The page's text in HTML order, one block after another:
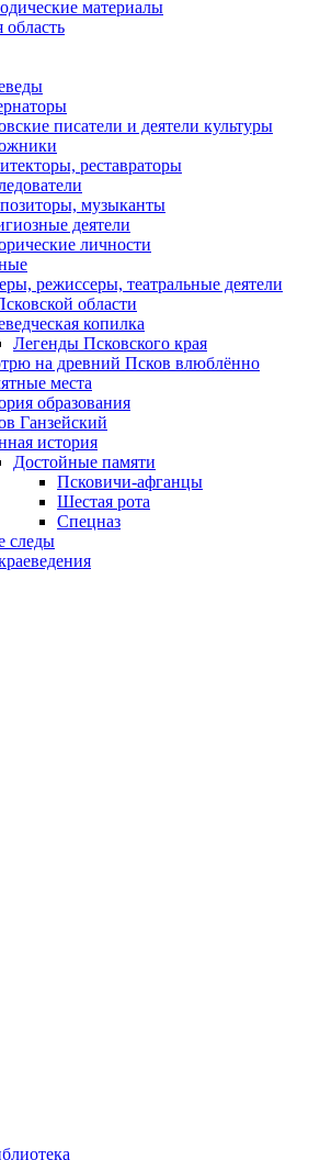
материалы
область
писатели и деятели культуры
реставраторы
музыканты
деятели
личности
режиссеры, театральные деятели
области
копилка
Легенды Псковского края
на древний Псков влюблённо
места
образования
Ганзейский
история
Достойные памяти
Псковичи-афганцы
Шестая рота
Спецназ
следы